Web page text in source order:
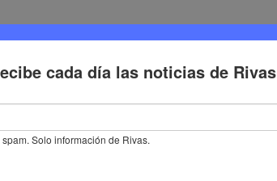
Deporte Cultura Trabajo